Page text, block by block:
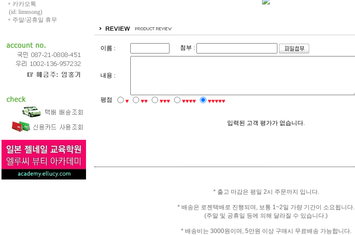
+ 카카오톡
(id: limnsong)
+ 주말/공휴일 휴무
이름 : 첨부 :
내용 :
평점 ♥ ♥♥ ♥♥♥ ♥♥♥♥ ♥♥♥♥♥
입력된 고객 평가가 없습니다.
* 출고 마감은 평일 2시 주문까지 입니다.
* 배송은 로젠택배로 진행되며, 보통 1~2일 가량 기간이 소요됩니다.
(주말 및 공휴일 등에 의해 달라질 수 있습니다.)
* 배송비는 3000원이며, 5만원 이상 구매시 무료배송 가능합니다.